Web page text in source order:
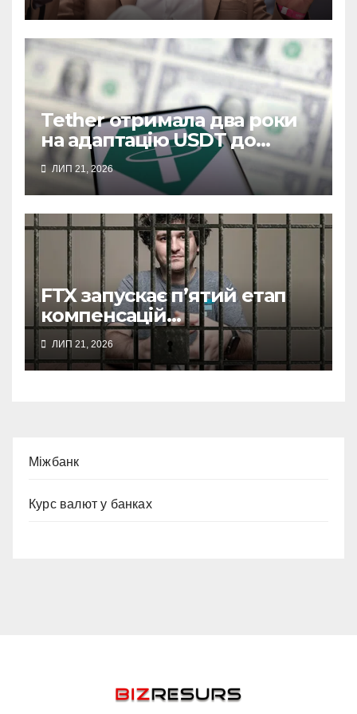
Tether отримала два роки
на адаптацію USDT до
нових правил США
ЛИП 21, 2026
FTX запускає п’ятий етап
компенсацій
постраждалим клієнтам
ЛИП 21, 2026
Міжбанк
Курс валют у банках